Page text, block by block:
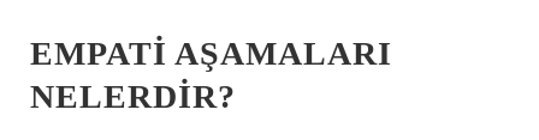
EMPATI AŞAMALARI
NELERDIR?